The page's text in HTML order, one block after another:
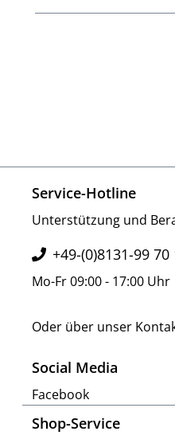
Service-Hotline
Unterstützung und
+49-(0)8131-99 70
Mo-Fr 09:00 - 17:00 Uhr
Oder über unser
Social Media
Facebook
Shop-Service